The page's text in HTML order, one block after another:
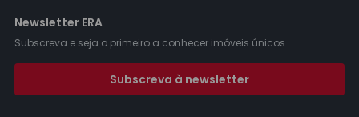
Newsletter ERA
Subscreva e seja o primeiro a conhecer imóveis únicos.
Subscreva à newsletter